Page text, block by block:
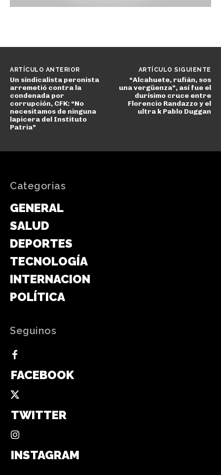
ARTÍCULO ANTERIOR
Un sindicalista peronista
arremetió contra la
condenada por
corrupción, CFK: “No
necesitamos de ninguna
lapicera del Instituto
Patria”
ARTÍCULO SIGUIENTE
“Alcahuete, rufián, sos
una vergüenza”, así fue el
durísimo cruce entre
Florencio Randazzo y el
ultra k Pablo Duggan
Categorias
GENERAL
SALUD
DEPORTES
TECNOLOGÍA
INTERNACIONAL
POLÍTICA
Seguinos
FACEBOOK
TWITTER
INSTAGRAM